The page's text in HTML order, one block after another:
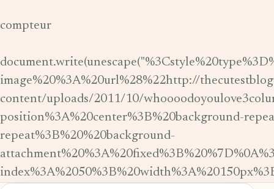
compteur
image%20%3A%20url%28%22http://
content/uploads/2011/10/
position%3A%20center%3B%20background-
repeat%3B%20%20background-